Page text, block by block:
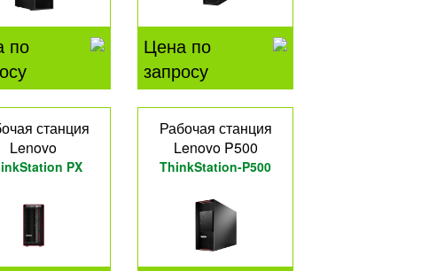
по
Цена по
запросу
станция
Lenovo
PX
Рабочая станция
Lenovo P500
ThinkStation-P500